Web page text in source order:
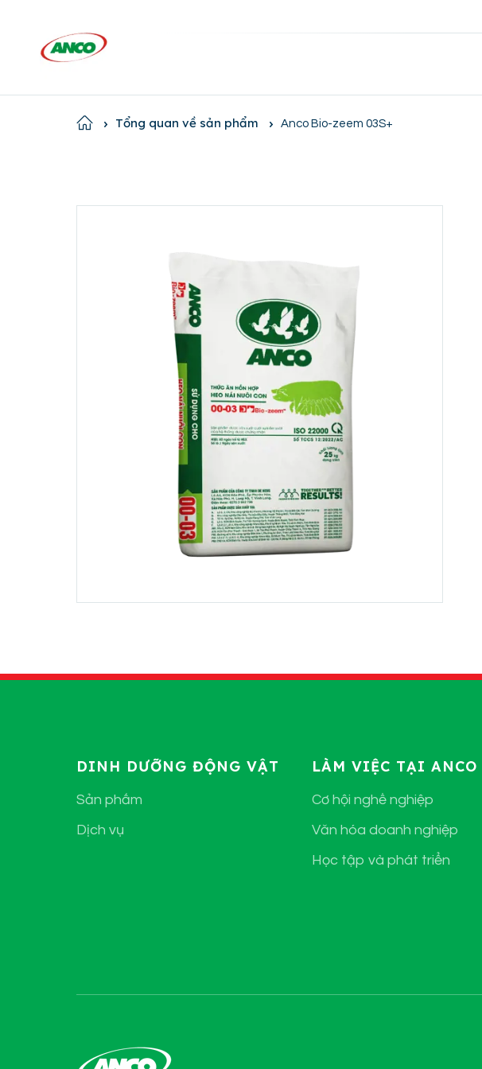
Home Tổng quan về sản phẩm Anco Bio-zeem 03S+
DINH DƯỠNG ĐỘNG VẬT
Sản phẩm
Dịch vụ
LÀM VIỆC TẠI ANCO
Cơ hội nghề nghiệp
Văn hóa doanh nghiệp
Học tập và phát triển